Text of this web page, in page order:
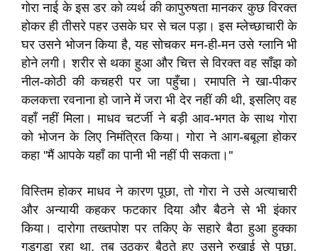
गोरा नाई के इस डर को व्यर्थ की कापुरुषता मानकर कुछ विरक्त
होकर ही तीसरे पहर उसके घर से चल पड़ा। इस म्लेच्छाचारी के
घर उसने भोजन किया है, यह सोचकर मन-ही-मन उसे ग्लानि भी
होने लगी। शरीर से थका हुआ और चित्त से विरक्त वह साँझ को
नील-कोठी की कचहरी पर जा पहुँचा। रमापति ने खा-पीकर
कलकत्ता रवनाना हो जाने में जरा भी देर नहीं की थी, इसलिए वह
वहाँ नहीं मिला। माधव चटर्जी ने बड़ी आव-भगत के साथ गोरा
को भोजन के लिए निमंत्रित किया। गोरा ने आग-बबूला होकर
कहा ''मैं आपके यहाँ का पानी भी नहीं पी सकता।''
विस्तिम होकर माधव ने कारण पूछा, तो गोरा ने उसे अत्याचारी
और अन्यायी कहकर फटकार दिया और बैठने से भी इंकार
किया। दारोगा तख्तपोश पर तकिए के सहारे बैठा हुआ हुक्का
गुड़गुड़ा रहा था, तब उठकर बैठते हुए उसने रुखाई से पूछा,